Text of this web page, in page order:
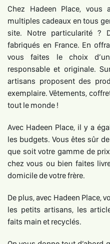
Chez Hadeen Place, vous
multiples cadeaux en tous
site. Notre particularité ?
fabriqués en France. En
vous faites le choix
responsable et originale.
artisans proposent des
exemplaire. Vêtements,
tout le monde !
Avec Hadeen Place, il y a
les budgets. Vous êtes sûr
que soit votre gamme de
chez vous ou bien faites
domicile de votre frère.
De plus, avec Hadeen Place,
les petits artisans, les
faits main et recyclés.